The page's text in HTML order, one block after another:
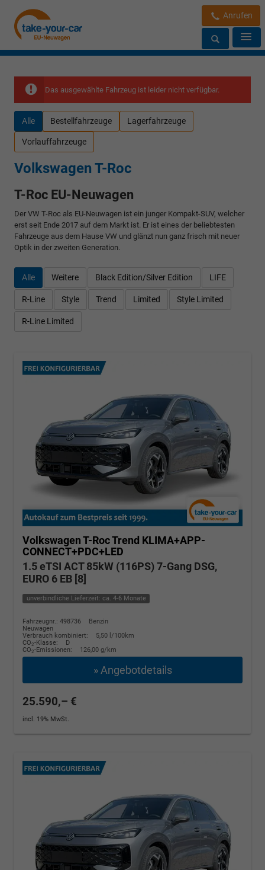
Anrufen
Das ausgewählte Fahrzeug ist leider nicht verfügbar.
Alle Bestellfahrzeuge Lagerfahrzeuge
Vorlauffahrzeuge
Volkswagen T-Roc
T-Roc EU-Neuwagen
Der VW T-Roc als EU-Neuwagen ist ein junger Kompakt-SUV, welcher
erst seit Ende 2017 auf dem Markt ist. Er ist eines der beliebtesten
Fahrzeuge aus dem Hause VW und glänzt nun ganz frisch mit neuer
Optik in der zweiten Generation.
Alle Weitere Black Edition/Silver Edition LIFE
R-Line Style Trend Limited Style Limited
R-Line Limited
Volkswagen T-RocTrend KLIMA+APP-
CONNECT+PDC+LED
1.5 eTSI ACT 85kW (116PS) 7-Gang DSG,
EURO 6 EB [8]
unverbindliche Lieferzeit: ca. 4-6 Monate
Fahrzeugnr.: 498736
Benzin
Neuwagen
Verbrauch kombiniert:
5,50 l/100km
CO2-Klasse:
D
CO2-Emissionen: 126,00 g/km
» Angebotdetails
25.590,– €
incl. 19% MwSt.